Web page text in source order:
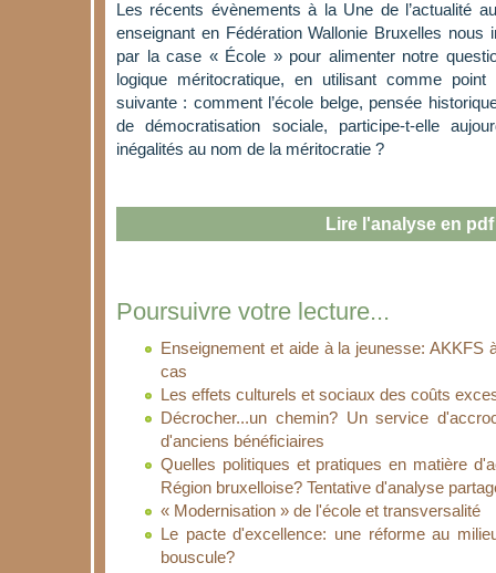
Les récents évènements à la Une de l’actualité
enseignant en Fédération Wallonie Bruxelles nous
par la case « École » pour alimenter notre
logique méritocratique, en utilisant comme
suivante : comment l’école belge, pensée
de démocratisation sociale, participe-t-elle
inégalités au nom de la méritocratie ?
Lire l'analyse en pdf
Poursuivre votre lecture...
Enseignement et aide à la jeunesse: AKKFS
cas
Les effets culturels et sociaux des coûts
Décrocher...un chemin? Un service
d'anciens bénéficiaires
Quelles politiques et pratiques en matière
Région bruxelloise? Tentative d'analyse
« Modernisation » de l'école et transversalité
Le pacte d'excellence: une réforme au
bouscule?